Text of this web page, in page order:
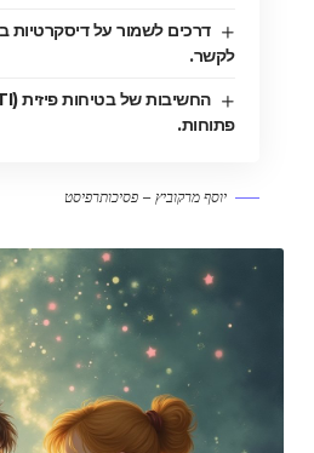
דרכים לשמור על דיסקרטיות
לקשר.
פתוחות.
יוסף מרקוביץ – פסיכותרפיסט